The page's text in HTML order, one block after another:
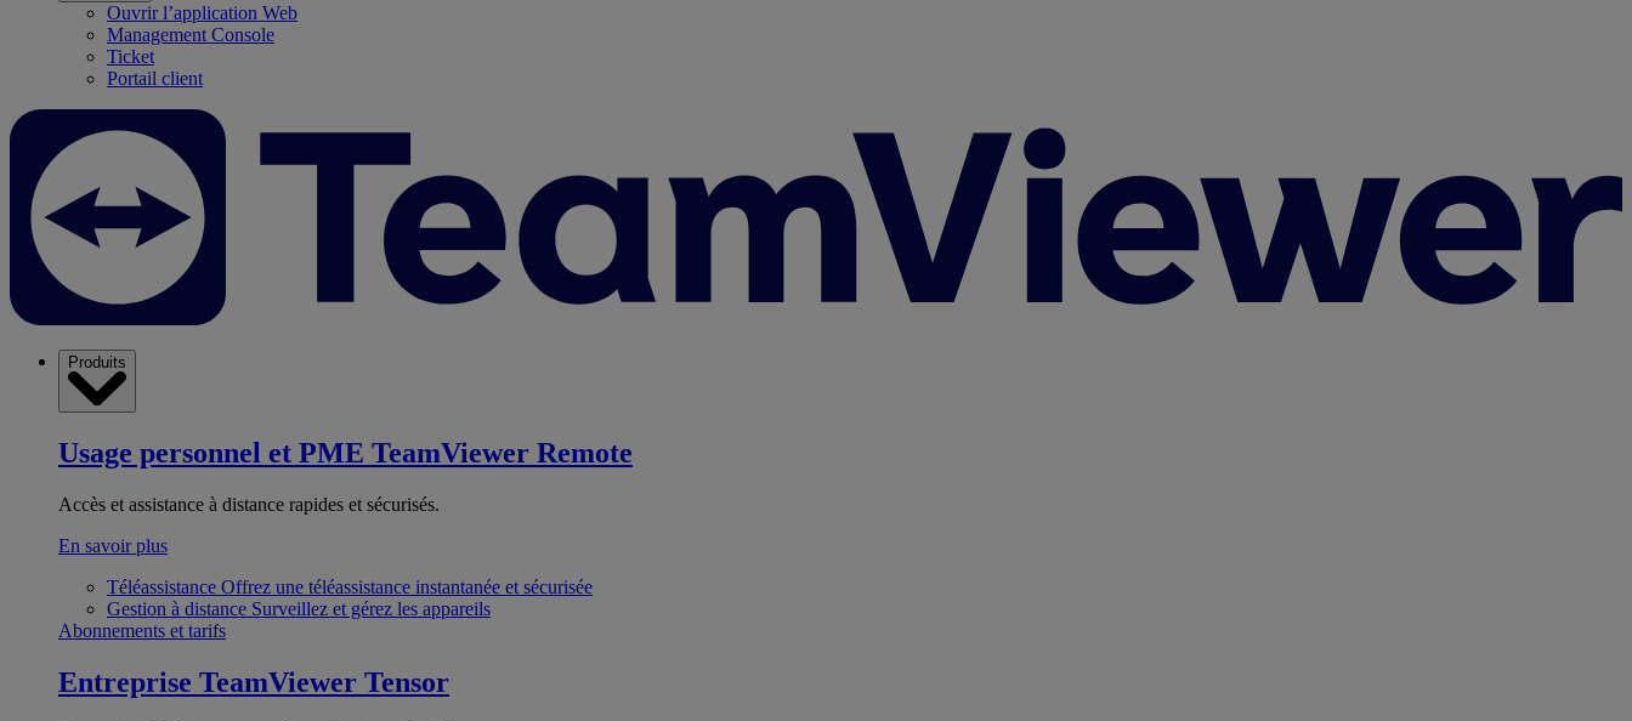
Ouvrir l’application Web
Management Console
Ticket
Portail client
Produits
Usage personnel et PME TeamViewer Remote
Accès et assistance à distance rapides et sécurisés.
En savoir plus
Téléassistance Offrez une téléassistance instantanée et sécurisée
Gestion à distance Surveillez et gérez les appareils
Abonnements et tarifs
Entreprise TeamViewer Tensor